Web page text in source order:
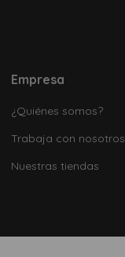
Empresa
¿Quiénes somos?
Trabaja con nosotros
Nuestras tiendas